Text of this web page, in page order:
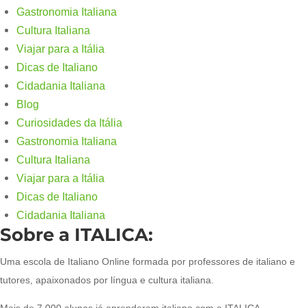
Gastronomia Italiana
Cultura Italiana
Viajar para a Itália
Dicas de Italiano
Cidadania Italiana
Blog
Curiosidades da Itália
Gastronomia Italiana
Cultura Italiana
Viajar para a Itália
Dicas de Italiano
Cidadania Italiana
Sobre a ITALICA:
Uma escola de Italiano Online formada por professores de italiano e
tutores, apaixonados por língua e cultura italiana.